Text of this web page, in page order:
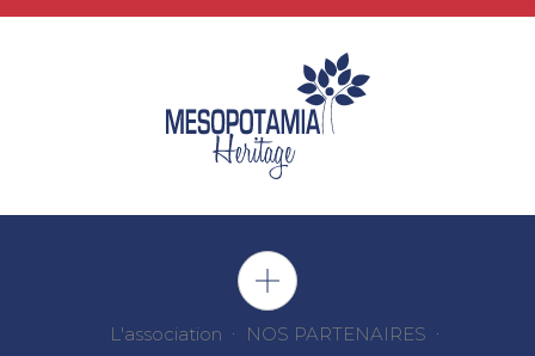
L'association NOS PARTENAIRES